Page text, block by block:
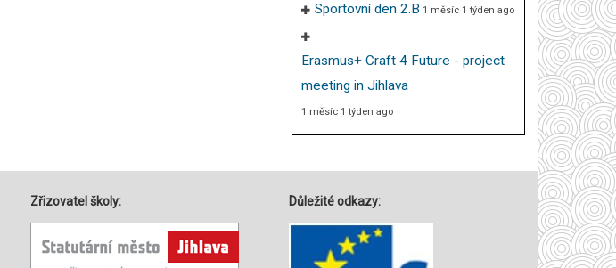
Sportovní den 2.B 1 měsíc 1 týden ago
Erasmus+ Craft 4 Future - project
meeting in Jihlava
1 měsíc 1 týden ago
Zřizovatel školy: Důležité odkazy: